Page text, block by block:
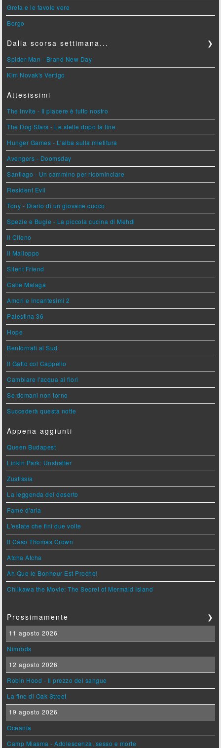
Greta e le favole vere
Borgo
Dalla scorsa settimana... ❯
Spider-Man - Brand New Day
Kim Novak's Vertigo
Attesissimi
The Invite - Il piacere è tutto nostro
The Dog Stars - Le stelle dopo la fine
Hunger Games - L'alba sulla mietitura
Avengers - Doomsday
Santiago - Un cammino per ricominciare
Resident Evil
Tony - Diario di un giovane cuoco
Spezie e Bugie - La piccola cucina di Mehdi
Il Cileno
Il Malloppo
Silent Friend
Calle Malaga
Amori e Incantesimi 2
Palestina 36
Hope
Bentornati al Sud
Il Gatto col Cappello
Cambiare l'acqua ai fiori
Se domani non torno
Succederà questa notte
Appena aggiunti
Queen Budapest
Linkin Park: Unshatter
Zustissia
La leggenda del deserto
Fame d'aria
L'estate che finì due volte
Il Caso Thomas Crown
Atcha Atcha
Ah Que le Bonheur Est Proche!
Chiikawa the Movie: The Secret of Mermaid Island
Prossimamente ❯
11 agosto 2026
Nimrods
12 agosto 2026
Robin Hood - Il prezzo del sangue
La fine di Oak Street
19 agosto 2026
Oceania
Camp Miasma - Adolescenza, sesso e morte